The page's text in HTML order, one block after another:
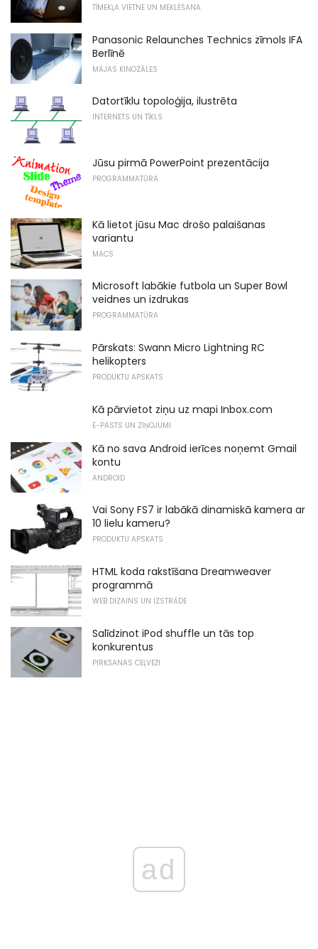
TĪMEKĻA VIETNE UN MEKLĒŠANA
Panasonic Relaunches Technics zīmols IFA
Berlīnē
MĀJAS KINOZĀLES
Datortīklu topoloģija, ilustrēta
INTERNETS UN TĪKLS
Jūsu pirmā PowerPoint prezentācija
PROGRAMMATŪRA
Kā lietot jūsu Mac drošo palaišanas
variantu
MACS
Microsoft labākie futbola un Super Bowl
veidnes un izdrukas
PROGRAMMATŪRA
Pārskats: Swann Micro Lightning RC
helikopters
PRODUKTU APSKATS
Kā pārvietot ziņu uz mapi Inbox.com
E-PASTS UN ZIŅOJUMI
Kā no sava Android ierīces noņemt Gmail
kontu
ANDROID
Vai Sony FS7 ir labākā dinamiskā kamera ar
10 lielu kameru?
PRODUKTU APSKATS
HTML koda rakstīšana Dreamweaver
programmā
WEB DIZAINS UN IZSTRĀDE
Salīdzinot iPod shuffle un tās top
konkurentus
PIRKŠANAS CEĻVEŽI
ad